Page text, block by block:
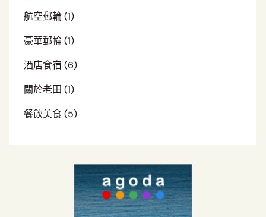
航空郵輪(1)
豪華郵輪(1)
酒店食宿 (6)
關於老田 (1)
餐飲美食(5)